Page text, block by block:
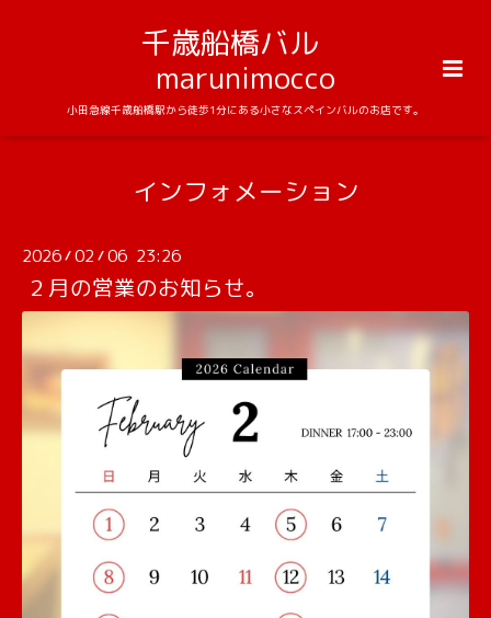
千歳船橋バル
marunimocco
小田急線千歳船橋駅から徒歩1分にある小さなスペインバルのお店です。
インフォメーション
2026/02 /06 23:26
２月の営業のお知らせ。